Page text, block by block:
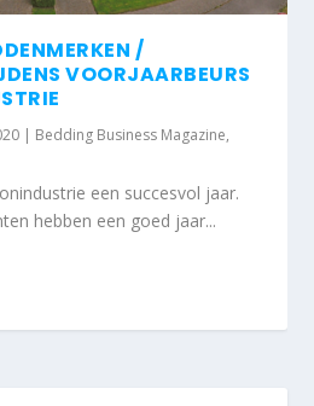
/
VOORJAARBEURS
| Bedding Business Magazine,
een succesvol jaar.
hebben een goed jaar...